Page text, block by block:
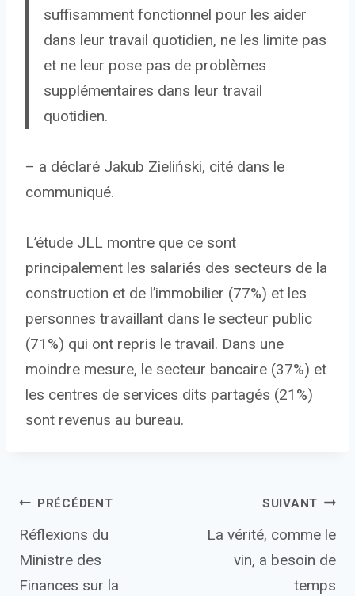
suffisamment fonctionnel pour les aider
dans leur travail quotidien, ne les limite pas
et ne leur pose pas de problèmes
supplémentaires dans leur travail
quotidien.
– a déclaré Jakub Zieliński, cité dans le
communiqué.
L’étude JLL montre que ce sont
principalement les salariés des secteurs de la
construction et de l’immobilier (77%) et les
personnes travaillant dans le secteur public
(71%) qui ont repris le travail. Dans une
moindre mesure, le secteur bancaire (37%) et
les centres de services dits partagés (21%)
sont revenus au bureau.
Navigation
de
l’article
PRÉCÉDENT
Réflexions du
Ministre des
Finances sur la
SUIVANT
La vérité, comme le
vin, a besoin de
temps